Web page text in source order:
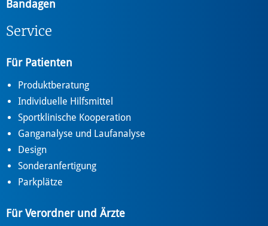
Bandagen
Service
Für Patienten
Produktberatung
Individuelle Hilfsmittel
Sportklinische Kooperation
Ganganalyse und Laufanalyse
Design
Sonderanfertigung
Parkplätze
Für Verordner und Ärzte